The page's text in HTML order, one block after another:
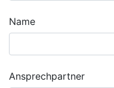
Name
Ansprechpartner